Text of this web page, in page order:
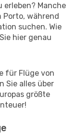
Manche
Porto, während
suchen. Wie
hier genau
für Flüge von
Sie alles über
größte